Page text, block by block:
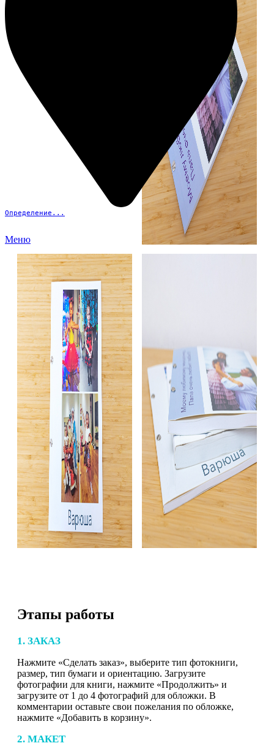
Определение...
Меню
Этапы работы
1. ЗАКАЗ
Нажмите «Сделать заказ», выберите тип фотокниги,
размер, тип бумаги и ориентацию. Загрузите
фотографии для книги, нажмите «Продолжить» и
загрузите от 1 до 4 фотографий для обложки. В
комментарии оставьте свои пожелания по обложке,
нажмите «Добавить в корзину».
2. МАКЕТ